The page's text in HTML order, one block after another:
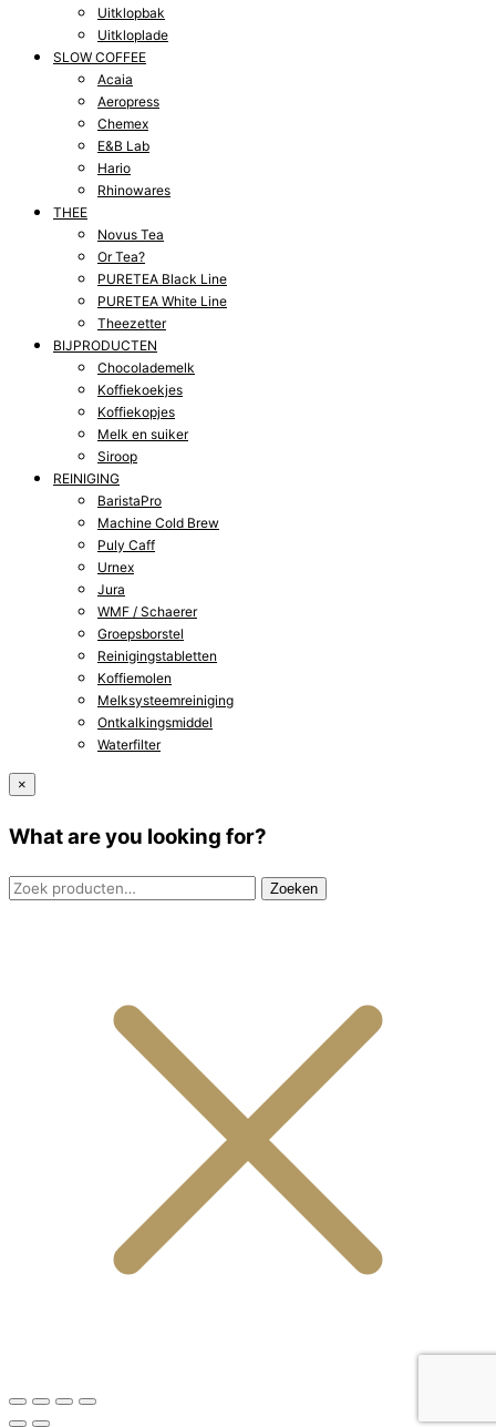
Uitklopbak
Uitkloplade
SLOW COFFEE
Acaia
Aeropress
Chemex
E&B Lab
Hario
Rhinowares
THEE
Novus Tea
Or Tea?
PURETEA Black Line
PURETEA White Line
Theezetter
BIJPRODUCTEN
Chocolademelk
Koffiekoekjes
Koffiekopjes
Melk en suiker
Siroop
REINIGING
BaristaPro
Machine Cold Brew
Puly Caff
Urnex
Jura
WMF / Schaerer
Groepsborstel
Reinigingstabletten
Koffiemolen
Melksysteemreiniging
Ontkalkingsmiddel
Waterfilter
×
What are you looking for?
Zoeken
Zoeken